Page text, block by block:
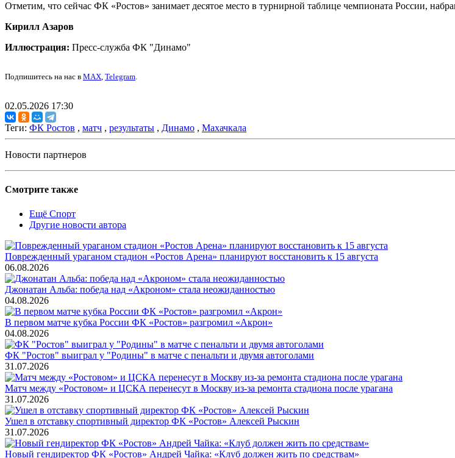
Отметим, что сейчас ФК «Ростов» занимает десятое место в турнирной таблице чемпионата России,
Кирилл Азаров
Иллюстрация: Пресс-служба ФК "Динамо"
Подпишитесь на нас в MAX, Telegram.
02.05.2026 17:30
Теги: ФК Ростов , матч , результаты , Динамо , Махачкала
Новости партнеров
Смотрите также
Ещё Спорт
Другие новости автора
Поврежденный ураганом стадион «Ростов Арена» планируют восстановить к 15 августа
06.08.2026
Джонатан Альба: победа над «Акроном» стала неожиданностью
04.08.2026
В первом матче кубка России ФК «Ростов» разгромил «Акрон»
04.08.2026
ФК "Ростов" выиграл у "Родины" в матче с пенальти и двумя автоголами
31.07.2026
Матч между «Ростовом» и ЦСКА перенесут в Москву из-за ремонта стадиона после урагана
31.07.2026
Ушел в отставку спортивный директор ФК «Ростов» Алексей Рыскин
31.07.2026
Новый гендиректор ФК «Ростов» Андрей Чайка: «Клуб должен жить по средствам»